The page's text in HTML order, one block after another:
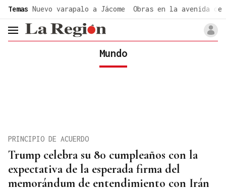
Temas Nuevo varapalo a Jácome Obras en la avenida de
header.menu.open
Mundo
Trump celebra su 80 cumpleaños con la
expectativa de la esperada firma del
memorándum de entendimiento con Irán
PRINCIPIO DE ACUERDO